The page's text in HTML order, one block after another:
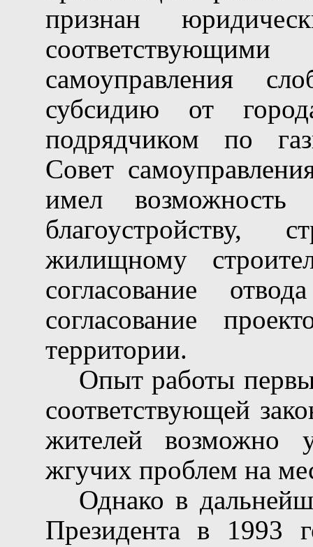
признан
самоуправления
субсидию от
подрядчиком по
Совет
имел
благоустройству,
жилищному
согласование
согласование
территории.
Опыт работы
соответствующей
жителей возможно
жгучих проблем на
Однако в
Президента в 1993